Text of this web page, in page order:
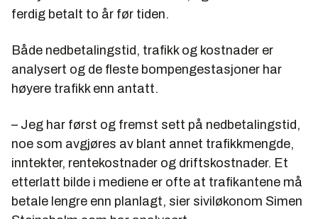
ferdig betalt to år før tiden.
Både nedbetalingstid, trafikk og kostnader er
analysert og de fleste bompengestasjoner har
høyere trafikk enn antatt.
– Jeg har først og fremst sett på nedbetalingstid,
noe som avgjøres av blant annet trafikkmengde,
inntekter, rentekostnader og driftskostnader. Et
etterlatt bilde i mediene er ofte at trafikantene må
betale lengre enn planlagt, sier siviløkonom Simen